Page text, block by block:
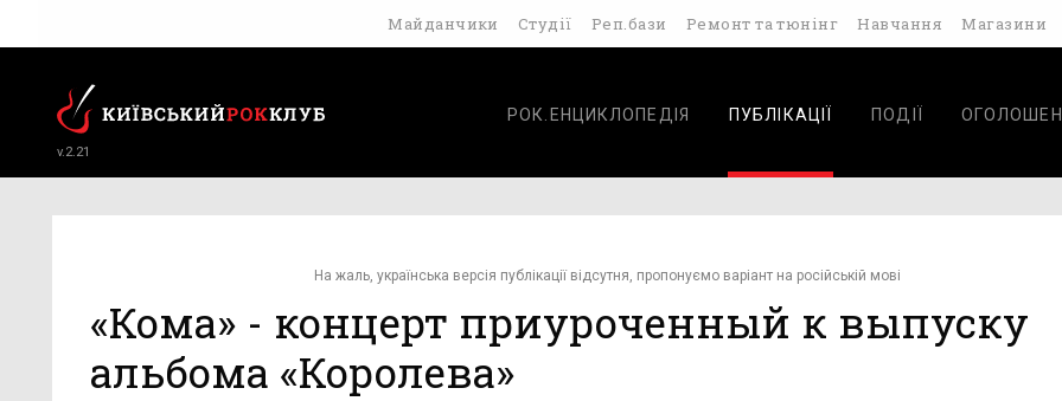
Майданчики Студії Реп.бази Ремонт та тюнінг Навчання Магазини
v.2.21
РОК.ЕНЦИКЛОПЕДІЯ ПУБЛІКАЦІЇ ПОДІЇ
На жаль, українська версія публікації відсутня, пропонуємо варіант на російській мові
«Кома» - концерт приуроченный к выпуску
альбома «Королева»